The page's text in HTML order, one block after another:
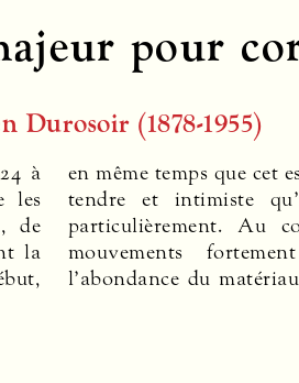
pour
Durosoir (1878-1955)
à
les
de
la
de
une